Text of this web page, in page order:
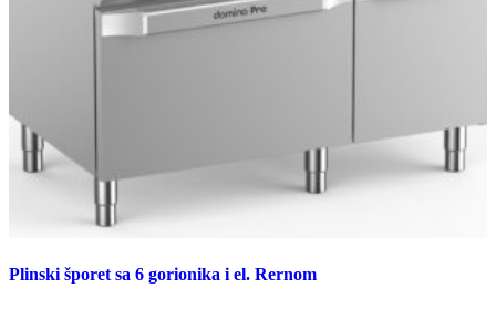
Plinski šporet sa 6 gorionika i el. Rernom